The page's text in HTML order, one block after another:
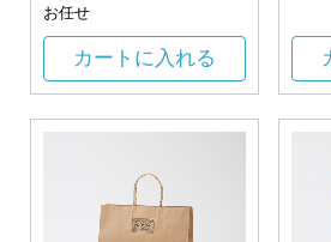
お任せ
カートに入れる